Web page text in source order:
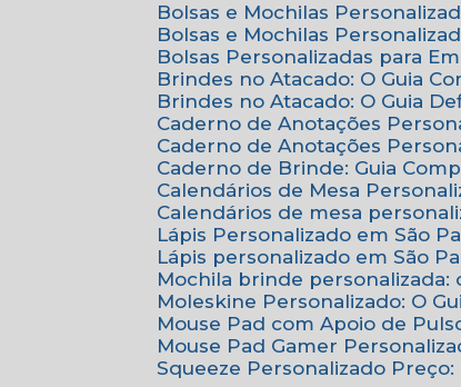
Bolsas e Mochilas
Bolsas e Mochilas
Bolsas Personalizadas para
Brindes no Atacado: O Guia
Brindes no Atacado: O Guia
Caderno de Anotações
Caderno de Anotações
Caderno de Brinde: Guia
Calendários de Mesa
Calendários de mesa
Lápis Personalizado em São
Lápis personalizado em São
Mochila brinde
Moleskine Personalizado: O
Mouse Pad com Apoio de
Mouse Pad Gamer
Squeeze Personalizado